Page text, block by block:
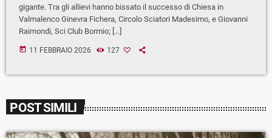
gigante. Tra gli allievi hanno bissato il successo di Chiesa in
Valmalenco Ginevra Fichera, Circolo Sciatori Madesimo, e Giovanni
Raimondi, Sci Club Bormio; […]
today 11 FEBBRAIO 2026 127
POST SIMILI